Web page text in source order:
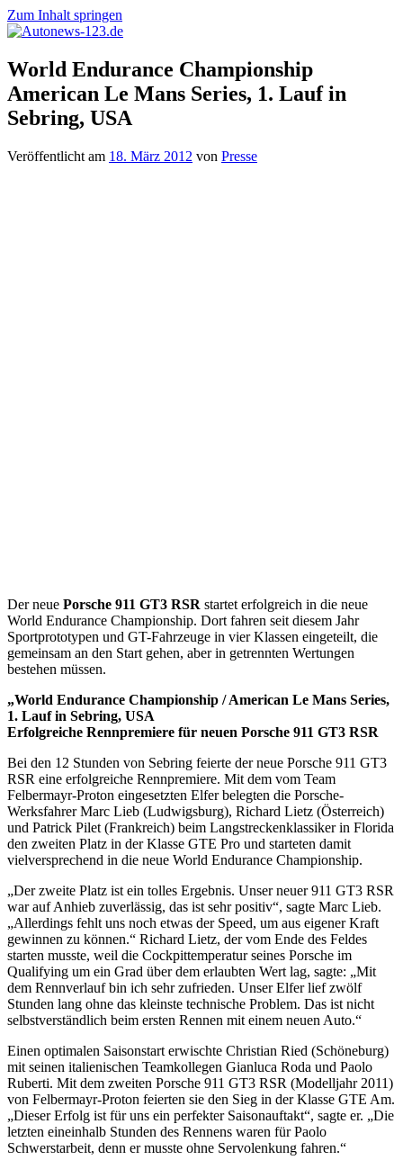
Zum Inhalt springen
Autonews-
123.de
Autonews
mit
Charme
World Endurance Championship
American Le Mans Series, 1. Lauf in
Sebring, USA
Veröffentlicht am 18. März 2012 von Presse
Der neue Porsche 911 GT3 RSR startet erfolgreich in die neue
World Endurance Championship. Dort fahren seit diesem Jahr
Sportprototypen und GT-Fahrzeuge in vier Klassen eingeteilt, die
gemeinsam an den Start gehen, aber in getrennten Wertungen
bestehen müssen.
„World Endurance Championship / American Le Mans Series,
1. Lauf in Sebring, USA
Erfolgreiche Rennpremiere für neuen Porsche 911 GT3 RSR
Bei den 12 Stunden von Sebring feierte der neue Porsche 911 GT3
RSR eine erfolgreiche Rennpremiere. Mit dem vom Team
Felbermayr-Proton eingesetzten Elfer belegten die Porsche-
Werksfahrer Marc Lieb (Ludwigsburg), Richard Lietz (Österreich)
und Patrick Pilet (Frankreich) beim Langstreckenklassiker in Florida
den zweiten Platz in der Klasse GTE Pro und starteten damit
vielversprechend in die neue World Endurance Championship.
„Der zweite Platz ist ein tolles Ergebnis. Unser neuer 911 GT3 RSR
war auf Anhieb zuverlässig, das ist sehr positiv“, sagte Marc Lieb.
„Allerdings fehlt uns noch etwas der Speed, um aus eigener Kraft
gewinnen zu können.“ Richard Lietz, der vom Ende des Feldes
starten musste, weil die Cockpittemperatur seines Porsche im
Qualifying um ein Grad über dem erlaubten Wert lag, sagte: „Mit
dem Rennverlauf bin ich sehr zufrieden. Unser Elfer lief zwölf
Stunden lang ohne das kleinste technische Problem. Das ist nicht
selbstverständlich beim ersten Rennen mit einem neuen Auto.“
Einen optimalen Saisonstart erwischte Christian Ried (Schöneburg)
mit seinen italienischen Teamkollegen Gianluca Roda und Paolo
Ruberti. Mit dem zweiten Porsche 911 GT3 RSR (Modelljahr 2011)
von Felbermayr-Proton feierten sie den Sieg in der Klasse GTE Am.
„Dieser Erfolg ist für uns ein perfekter Saisonauftakt“, sagte er. „Die
letzten eineinhalb Stunden des Rennens waren für Paolo
Schwerstarbeit, denn er musste ohne Servolenkung fahren.“